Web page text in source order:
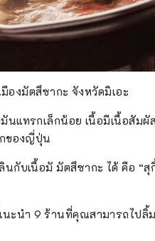
องมัตสึซากะ จังหวัดมิเอะ
นแทรกเล็กน้อย เนื้อมีเนื้อสัม
ของญี่ปุ่น
กับเนื้อมั มัตสึซากะ ได้ คือ “สุ
ะนำ 9 ร้านที่คุณสามารถไปลิ้